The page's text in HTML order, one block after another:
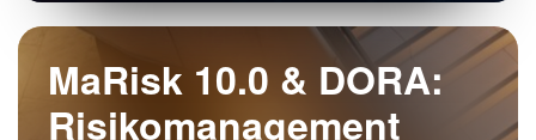
MaRisk 10.0 & DORA:
Risikomanagement